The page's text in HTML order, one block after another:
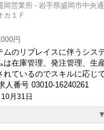
営業所 - 岩手県盛岡市中央通
１Ｆ
円
ムのリプレイスに伴うシス
在庫管理、発注管理、生
ているのでスキルに応じ
人番号 03010-16240261
月31日